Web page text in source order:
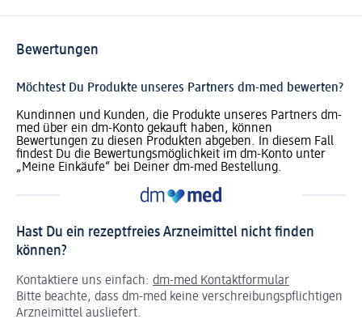
Bewertungen
Möchtest Du Produkte unseres Partners dm-med bewerten?
Kundinnen und Kunden, die Produkte unseres Partners dm-
med über ein dm-Konto gekauft haben, können
Bewertungen zu diesen Produkten abgeben. In diesem Fall
findest Du die Bewertungsmöglichkeit im dm-Konto unter
„Meine Einkäufe“ bei Deiner dm-med Bestellung.
Hast Du ein rezeptfreies Arzneimittel nicht finden
können?
Kontaktiere uns einfach: dm-med Kontaktformular
Bitte beachte, dass dm-med keine verschreibungspflichtigen
Arzneimittel ausliefert.